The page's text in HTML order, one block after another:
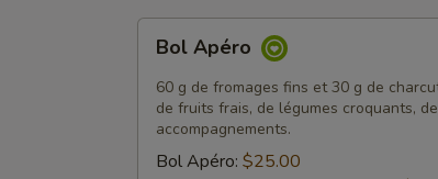
Apéro
Bol Apéro
60 g de fromages fins et 30 g de
de fruits frais, de légumes croquants,
accompagnements.
Bol Apéro: $25.00